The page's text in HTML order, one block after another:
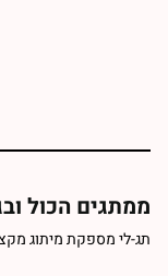
ממתגים הכול
תג-לי מספקת מיתוג